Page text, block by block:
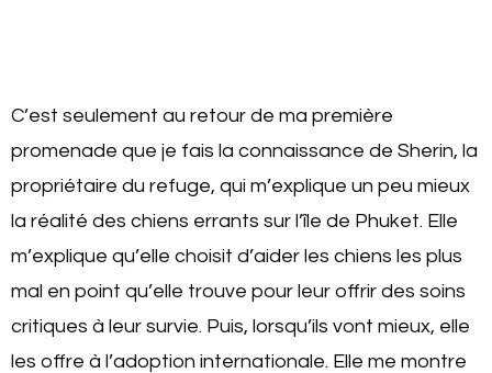
C’est seulement au retour de ma première
promenade que je fais la connaissance de Sherin, la
propriétaire du refuge, qui m’explique un peu mieux
la réalité des chiens errants sur l’île de Phuket. Elle
m’explique qu’elle choisit d’aider les chiens les plus
mal en point qu’elle trouve pour leur offrir des soins
critiques à leur survie. Puis, lorsqu’ils vont mieux, elle
les offre à l’adoption internationale. Elle me montre